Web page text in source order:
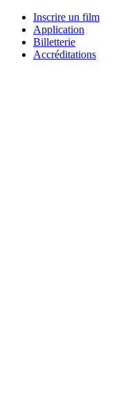
Inscrire un film
Application
Billetterie
Accréditations